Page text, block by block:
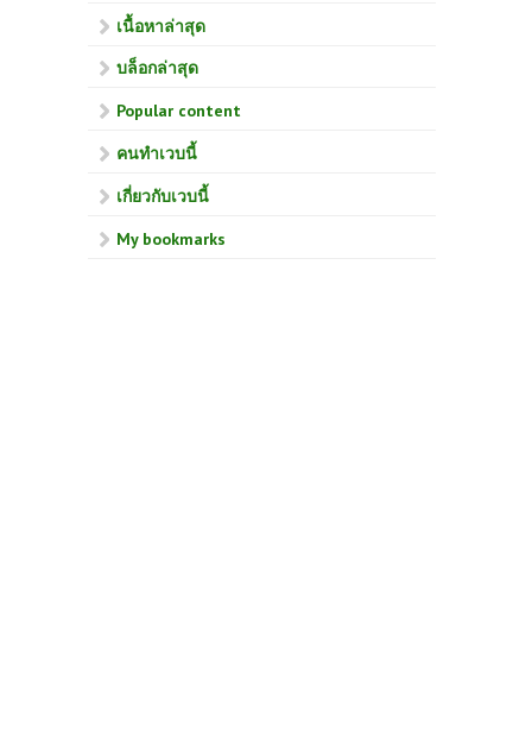
เนื้อหาล่าสุด
บล็อกล่าสุด
Popular content
คนทำเวบนี้
เกี่ยวกับเวบนี้
My bookmarks